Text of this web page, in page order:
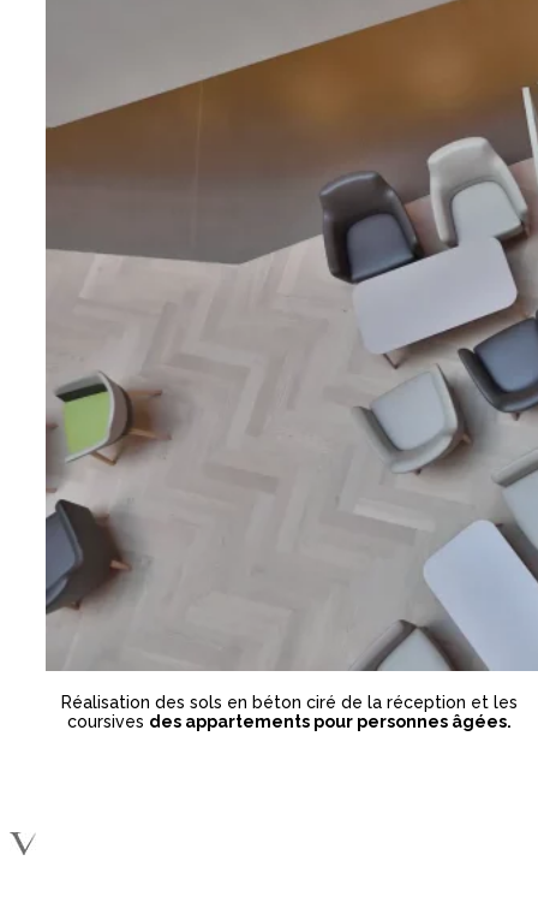
Réalisation des sols en béton ciré de la réception et les
coursives des appartements pour personnes âgées.